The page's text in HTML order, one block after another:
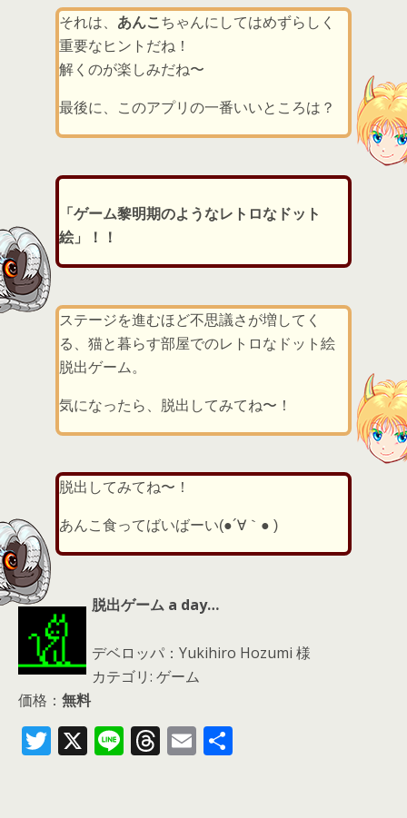
それは、 あんこ ちゃんにしてはめずらしく
重要なヒントだね！
解くのが楽しみだね〜
最後に、このアプリの一番いいところは？
「ゲーム黎明期のようなレトロなドット
絵」！！
ステージを進むほど不思議さが増してく
る、猫と暮らす部屋でのレトロなドット絵
脱出ゲーム。
気になったら、脱出してみてね〜！
脱出してみてね〜！
あんこ食ってばいばーい(●´∀｀● )
脱出ゲーム a day…
デベロッパ：Yukihiro Hozumi 様
カテゴリ: ゲーム
価格： 無料
T X Li T E